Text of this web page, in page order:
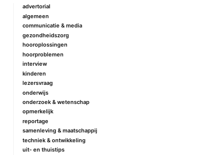
advertorial
algemeen
communicatie & media
gezondheidszorg
hooroplossingen
hoorproblemen
interview
kinderen
lezersvraag
onderwijs
onderzoek & wetenschap
opmerkelijk
reportage
samenleving & maatschappij
techniek & ontwikkeling
uit- en thuistips